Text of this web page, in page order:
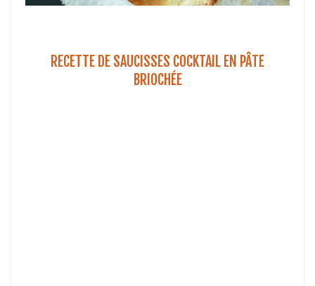
RECETTE DE SAUCISSES COCKTAIL EN PÂTE
BRIOCHÉE